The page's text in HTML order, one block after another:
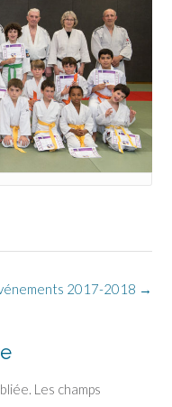
2017-2018 →
Les champs